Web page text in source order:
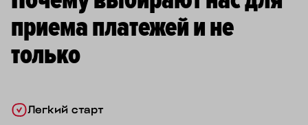
приема платежей и не
только
Легкий старт